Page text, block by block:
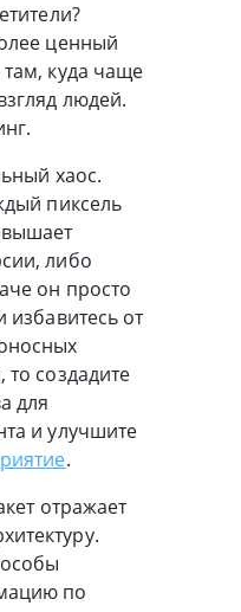
ценный
куда чаще
людей.
хаос.
пиксель
либо
он просто
избавитесь от
создадите
для
и улучшите
.
отражает
по